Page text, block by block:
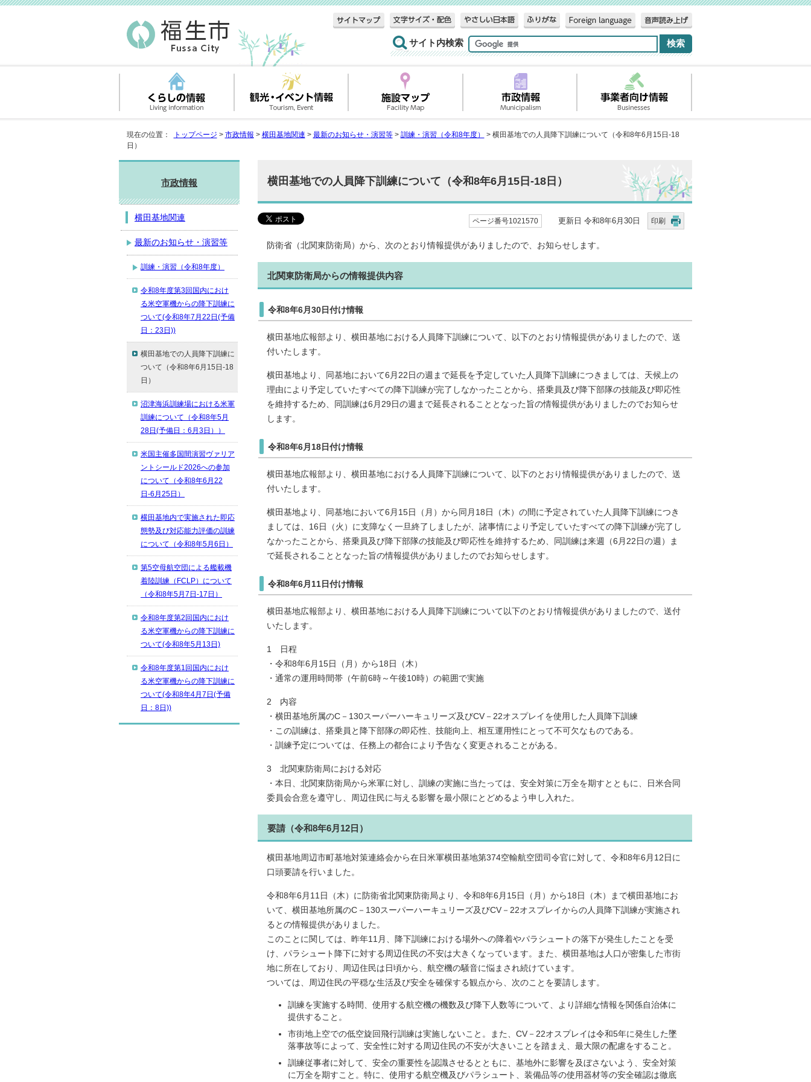
サイト内検索
現在の位置： トップページ > 市政情報 > 横田基地関連 > 最新のお知らせ・演習等> 訓練・演習（令和8年度）
> 横田基地での人員降下訓練について（令和8年6月15日-18
日）
横田基地での人員降下訓練について（令和8年6月15日-18日）
ページ番号1021570 更新日 令和8年6月30日 印刷
防衛省（北関東防衛局）から、次のとおり情報提供がありましたので、お知らせします。
北関東防衛局からの情報提供内容
令和8年6月30日付け情報
横田基地広報部より、横田基地における人員降下訓練について、以下のとおり情報提供がありましたので、送
付いたします。
横田基地より、同基地において6月22日の週まで延長を予定していた人員降下訓練につきましては、天候上の
理由により予定していたすべての降下訓練が完了しなかったことから、搭乗員及び降下部隊の技能及び即応性
を維持するため、同訓練は6月29日の週まで延長されることとなった旨の情報提供がありましたのでお知らせ
します。
令和8年6月18日付け情報
横田基地広報部より、横田基地における人員降下訓練について、以下のとおり情報提供がありましたので、送
付いたします。
横田基地より、同基地において6月15日（月）から同月18日（木）の間に予定されていた人員降下訓練につき
ましては、16日（火）に支障なく一旦終了しましたが、諸事情により予定していたすべての降下訓練が完了し
なかったことから、搭乗員及び降下部隊の技能及び即応性を維持するため、同訓練は来週（6月22日の週）ま
で延長されることとなった旨の情報提供がありましたのでお知らせします。
令和8年6月11日付け情報
横田基地広報部より、横田基地における人員降下訓練について以下のとおり情報提供がありましたので、送付
いたします。
1 日程
・令和8年6月15日（月）から18日（木）
・通常の運用時間帯（午前6時～午後10時）の範囲で実施
2 内容
・横田基地所属のC－130スーパーハーキュリーズ及びCV－22オスプレイを使用した人員降下訓練
・この訓練は、搭乗員と降下部隊の即応性、技能向上、相互運用性にとって不可欠なものである。
・訓練予定については、任務上の都合により予告なく変更されることがある。
3 北関東防衛局における対応
・本日、北関東防衛局から米軍に対し、訓練の実施に当たっては、安全対策に万全を期すとともに、日米合同
委員会合意を遵守し、周辺住民に与える影響を最小限にとどめるよう申し入れた。
要請（令和8年6月12日）
横田基地周辺市町基地対策連絡会から在日米軍横田基地第374空輸航空団司令官に対して、令和8年6月12日に
口頭要請を行いました。
令和8年6月11日（木）に防衛省北関東防衛局より、令和8年6月15日（月）から18日（木）まで横田基地にお
いて、横田基地所属のC－130スーパーハーキュリーズ及びCV－22オスプレイからの人員降下訓練が実施され
るとの情報提供がありました。
このことに関しては、昨年11月、降下訓練における場外への降着やパラシュートの落下が発生したことを受
け、パラシュート降下に対する周辺住民の不安は大きくなっています。また、横田基地は人口が密集した市街
地に所在しており、周辺住民は日頃から、航空機の騒音に悩まされ続けています。
ついては、周辺住民の平穏な生活及び安全を確保する観点から、次のことを要請します。
訓練を実施する時間、使用する航空機の機数及び降下人数等について、より詳細な情報を関係自治体に
提供すること。
市街地上空での低空旋回飛行訓練は実施しないこと。また、CV－22オスプレイは令和5年に発生した墜
落事故等によって、安全性に対する周辺住民の不安が大きいことを踏まえ、最大限の配慮をすること。
訓練従事者に対して、安全の重要性を認識させるとともに、基地外に影響を及ぼさないよう、安全対策
に万全を期すこと。特に、使用する航空機及びパラシュート、装備品等の使用器材等の安全確認は徹底
市政情報
横田基地関連
最新のお知らせ・演習等
訓練・演習（令和8年度）
令和8年度第3回国内におけ
る米空軍機からの降下訓練に
ついて(令和8年7月22日(予備
日：23日))
横田基地での人員降下訓練に
ついて（令和8年6月15日-18
日）
沼津海浜訓練場における米軍
訓練について（令和8年5月
28日(予備日：6月3日））
米国主催多国間演習ヴァリア
ントシールド2026への参加
について（令和8年6月22
日-6月25日）
横田基地内で実施された即応
態勢及び対応能力評価の訓練
について（令和8年5月6日）
第5空母航空団による艦載機
着陸訓練（FCLP）について
（令和8年5月7日-17日）
令和8年度第2回国内におけ
る米空軍機からの降下訓練に
ついて(令和8年5月13日)
令和8年度第1回国内におけ
る米空軍機からの降下訓練に
ついて(令和8年4月7日(予備
日：8日))